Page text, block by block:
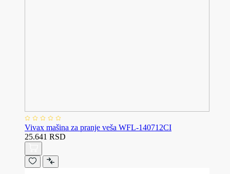
Vivax mašina za pranje veša WFL-140712CI
25.641 RSD